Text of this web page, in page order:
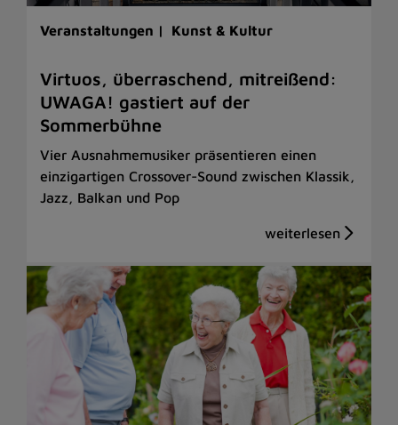
Veranstaltungen | Kunst & Kultur
Virtuos, überraschend, mitreißend:
UWAGA! gastiert auf der
Sommerbühne
Vier Ausnahmemusiker präsentieren einen
einzigartigen Crossover-Sound zwischen Klassik,
Jazz, Balkan und Pop